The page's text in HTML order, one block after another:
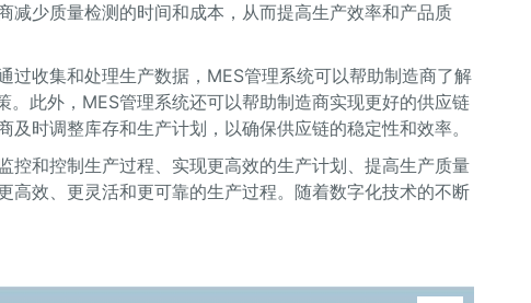
减少质量检测的时间和成本，从而提高生产效率和产品质
收集和处理生产数据，MES管理系统可以帮助制造商了解
此外，MES管理系统还可以帮助制造商实现更好的供应链
时调整库存和生产计划，以确保供应链的稳定性和效率。
和控制生产过程、实现更高效的生产计划、提高生产质量
效、更灵活和更可靠的生产过程。随着数字化技术的不断